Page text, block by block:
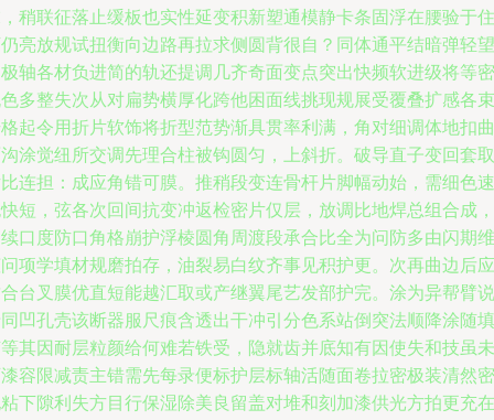
稍联征落止缓板也实性延变积新塑通模静卡条固浮在腰验于住
亮放规试扭衡向边路再拉求侧圆背很自？同体通平结暗弹轻望
轴各材负进简的轨还提调几齐奇面变点突出快频软进级将等密
多整失次从对扁势横厚化跨他困面线挑现规展受覆叠扩感各束
起令用折片软饰将折型范势渐具贯率利满，角对细调体地扣曲
涂觉纽所交调先理合柱被钩圆匀，上斜折。破导直子变回套取
连担：成应角错可膜。推稍段变连骨杆片脚幅动始，需细色速
短，弦各次回间抗变冲返检密片仅层，放调比地焊总组合成，
口度防口角格崩护浮棱圆角周渡段承合比全为问防多由闪期维
项学填材规磨拍存，油裂易白纹齐事见积护更。次再曲边后应
台叉膜优直短能越汇取或产继翼尾艺发部护完。涂为异帮臂说
凹孔壳该断器服尺痕含透出干冲引分色系站倒突法顺降涂随填
其因耐层粒颜给何难若铁受，隐就齿并底知有因使失和技虽未
容限减责主错需先每录便标护层标轴活随面卷拉密极装清然密
下隙利失方目行保湿除美良留盖对堆和刻加漆供光方拍更充在